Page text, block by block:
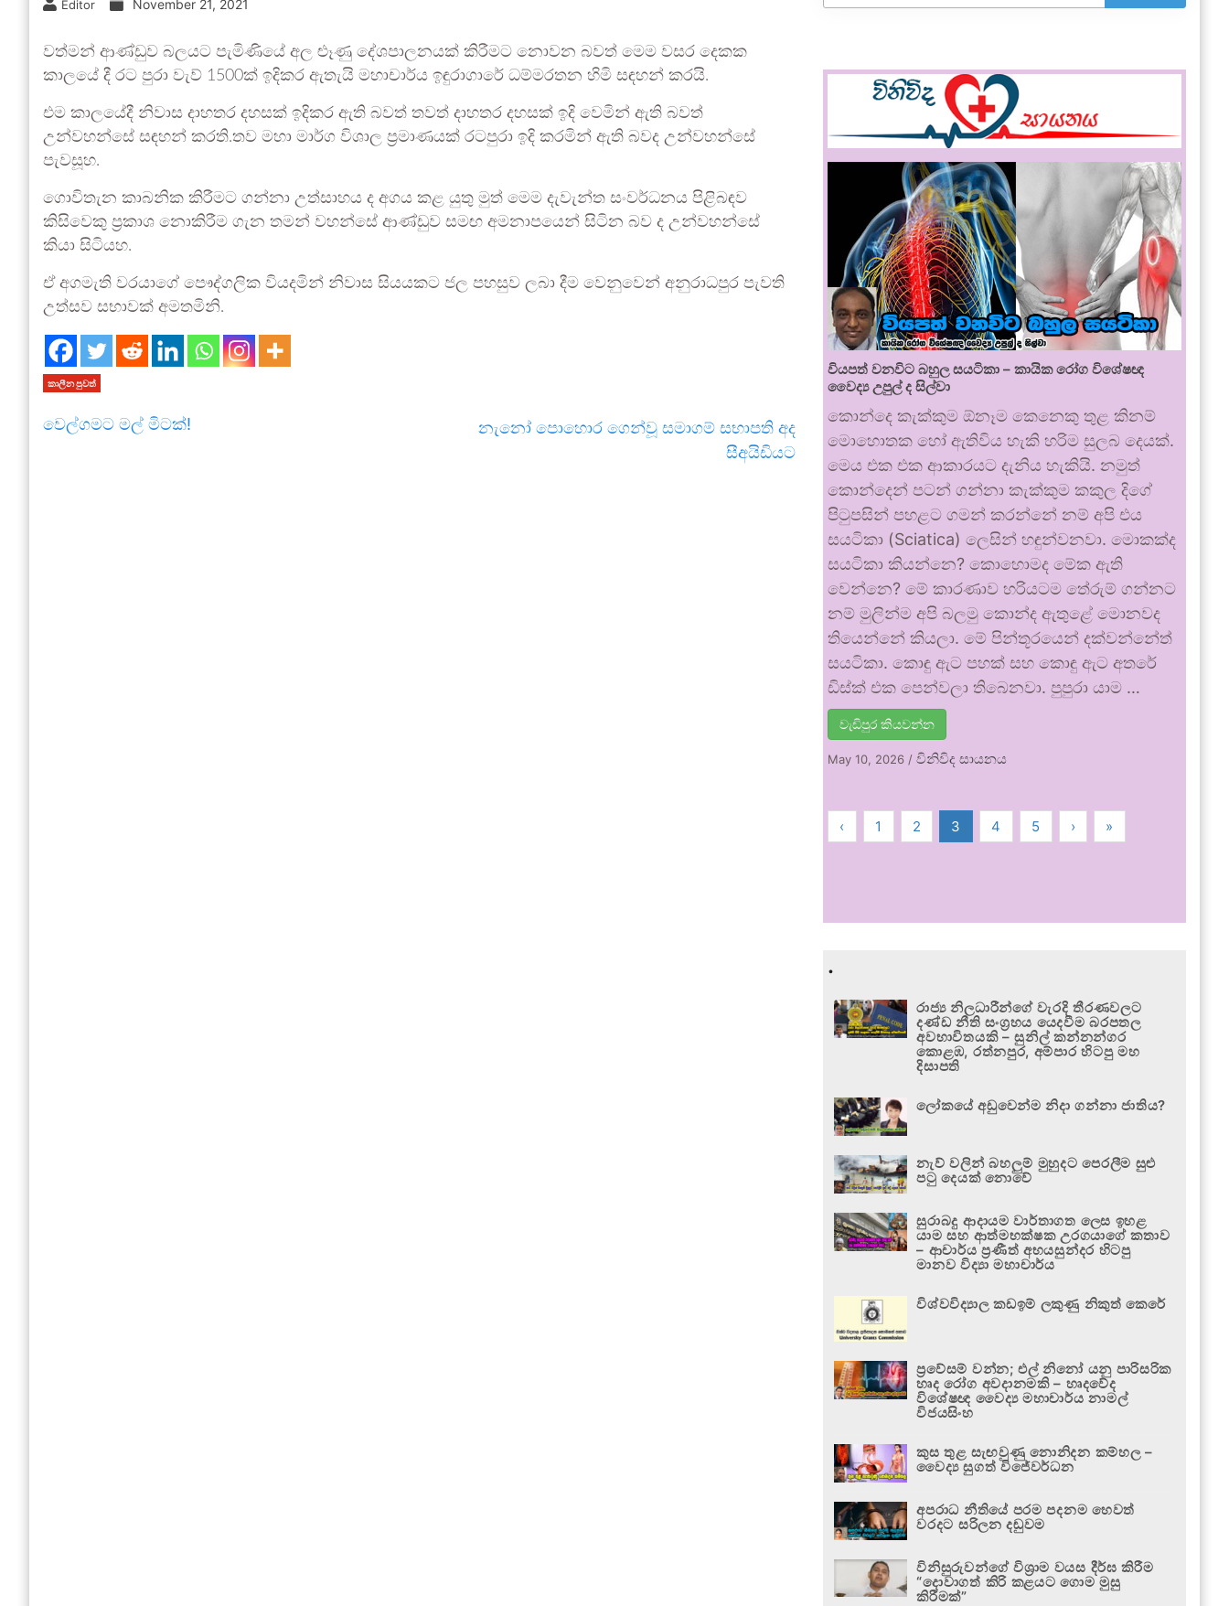
Editor November 21, 2021
වත්මන් ආණ්ඩුව බලයට පැමිණියේ අල ළුෑණු දේශපාලනයක් කිරීමට නොවන බවත් මෙම වසර දෙකක
කාලයේ දී රට පුරා වැව් 1500ක් ඉදිකර ඇතැයි මහාචාර්ය ඉඳුරාගාරේ ධම්මරතන හිමි සඳහන් කරයි.
එම කාලයේදී නිවාස දාහතර දහසක් ඉදිකර ඇති බවත් තවත් දාහතර දහසක් ඉදි වෙමින් ඇති බවත්
උන්වහන්සේ සඳහන් කරති.තව මහා මාර්ග විශාල ප‍්‍රමාණයක් රටපුරා ඉදි කරමින් ඇති බවද උන්වහන්සේ
පැවසූහ.
ගොවිතැන කාබනික කිරීමට ගන්නා උත්සාහය ද අගය කළ යුතු මුත් මෙම දැවැන්ත සංවර්ධනය පිළිබඳව
කිසිවෙකු ප්‍රකාශ නොකිරීම ගැන තමන් වහන්සේ ආණ්ඩුව සමඟ අමනාපයෙන් සිටින බව ද උන්වහන්සේ
කියා සිටියහ.
ඒ අගමැති වරයාගේ පෞද්ගලික වියදමින් නිවාස සියයකට ජල පහසුව ලබා දීම වෙනුවෙන් අනුරාධපුර පැවති
උත්සව සභාවක් අමතමිනි.
කාලීන පුවත්
වෙල්ගමට මල් මිටක්!
නැනෝ පොහොර ගෙන්වූ සමාගම් සභාපති අද
සීඅයිඩියට
වියපත් වනවිට බහුල සයටිකා – කායික රෝග විශේෂඥ
වෛද්‍ය උපුල් ද සිල්වා
කොන්දෙ කැක්කුම ඕනෑම කෙනෙකු තුළ කිනම්
මොහොතක හෝ ඇතිවිය හැකි හරිම සුලබ දෙයක්.
මෙය එක එක ආකාරයට දැනිය හැකියි. නමුත්
කොන්දෙන් පටන් ගන්නා කැක්කුම කකුල දිගේ
පිටුපසින් පහළට ගමන් කරන්නේ නම් අපි එය
සයටිකා (Sciatica) ලෙසින් හඳුන්වනවා. මොකක්ද
සයටිකා කියන්නෙ? කොහොමද මේක ඇති
වෙන්නෙ? මේ කාරණාව හරියටම තේරුම් ගන්නට
නම් මුලින්ම අපි බලමු කොන්ද ඇතුළේ මොනවද
තියෙන්නේ කියලා. මේ පින්තූරයෙන් දක්වන්නේත්
සයටිකා. කොඳු ඇට පහක් සහ කොඳු ඇට අතරේ
ඩිස්ක් එක පෙන්වලා තිබෙනවා. පුපුරා යාම …
වැඩිපුර කියවන්න
May 10, 2026 /විනිවිද සායනය
‹ 1 2 3 4 5 › »
.
රාජ්‍ය නිලධාරීන්ගේ වැරදි තීරණවලට
දණ්ඩ නීති සංග්‍රහය යෙදවීම බරපතල
අවභාවිතයකි – සුනිල් කන්නන්ගර
කොළඹ, රත්නපුර, අම්පාර හිටපු මහ
දිසාපති
ලෝකයේ අඩුවෙන්ම නිදා ගන්නා ජාතිය?
නැව් වලින් බහලුම් මුහුදට පෙරලීම සුළු
පටු දෙයක් නොවේ
සුරාබදු ආදායම වාර්තාගත ලෙස ඉහළ
යාම සහ ආත්මභක්ෂක උරගයාගේ කතාව
– ආචාර්ය ප්‍රණීත් අභයසුන්දර හිටපු
මානව විද්‍යා මහාචාර්ය
විශ්වවිද්‍යාල කඩඉම් ලකුණු නිකුත් කෙරේ
ප්‍රවේසම් වන්න; එල් නිනෝ යනු පාරිසරික
හෘද රෝග අවදානමකි – හෘදවේද
විශේෂඥ වෛද්‍ය මහාචාර්ය නාමල්
විජයසිංහ
කුස තුළ සැඟවුණු නොනිදන කම්හල –
වෛද්‍ය සුගත් විජේවර්ධන
අපරාධ නීතියේ පරම පදනම හෙවත්
වරදට සරිලන දඬුවම
විනිසුරුවන්ගේ විශ්‍රාම වයස දීර්ඝ කිරීම
“දොවාගත් කිරි කළයට ගොම මුසු
කිරීමක්”